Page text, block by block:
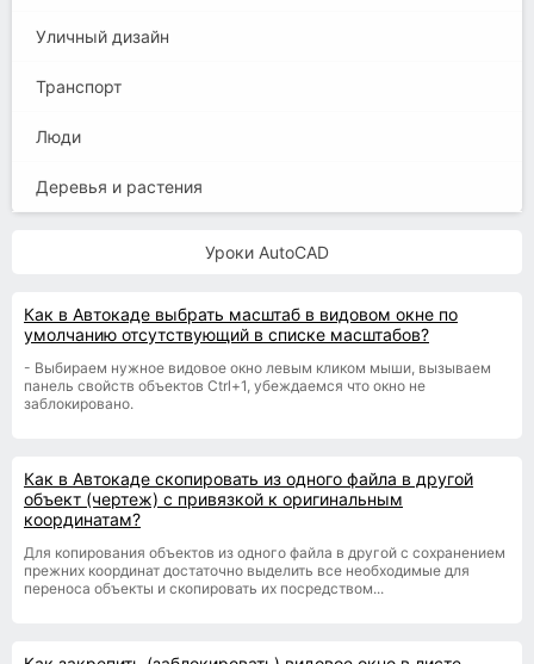
Уличный дизайн
Транспорт
Люди
Деревья и растения
Уроки AutoCAD
Как в Автокаде выбрать масштаб в видовом окне по
умолчанию отсутствующий в списке масштабов?
- Выбираем нужное видовое окно левым кликом мыши, вызываем
панель свойств объектов Ctrl+1, убеждаемся что окно не
заблокировано.
Как в Автокаде скопировать из одного файла в другой
объект (чертеж) с привязкой к оригинальным
координатам?
Для копирования объектов из одного файла в другой с сохранением
прежних координат достаточно выделить все необходимые для
переноса объекты и скопировать их посредством...